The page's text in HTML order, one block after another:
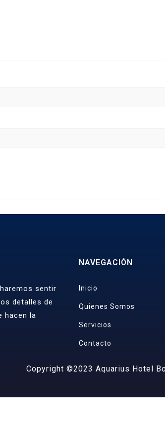
sentir
detalles de
hacen la
NAVEGACIÓN
Inicio
Quienes Somos
Servicios
Contacto
Copyright ©2023 Aquarius Hotel